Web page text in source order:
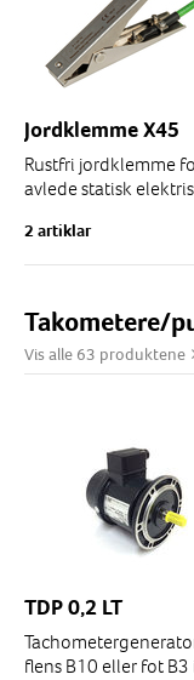
Jordklemme X45
Rustfri jordklemme
avlede statisk
120 mm, gap 15 mm.
spiralkabel leveres...
2 artiklar
Takometere/
Vis alle 63 produktene
TDP 0,2 LT
flens B10 eller fot B3